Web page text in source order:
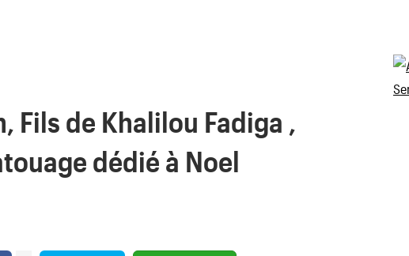
Fils de Khalilou Fadiga ,
dédié à Noel